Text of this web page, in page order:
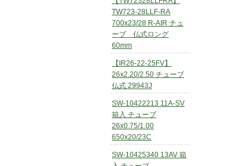
TW723-28LLF-RA
700x23/28 R-AIR チュ
ーブ 仏式ロング
60mm
【IR26-22-25FV】
26x2.20/2.50 チューブ
仏式 29943J
SW-10422213 11A-SV
箱入 チューブ
26x0.75/1.00
650x20/23C
SW-10425340 13AV 箱